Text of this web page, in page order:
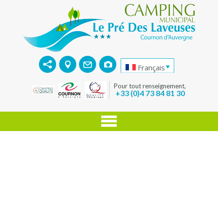
Français
Pour tout renseignement,
+33 (0)4 73 84 81 30